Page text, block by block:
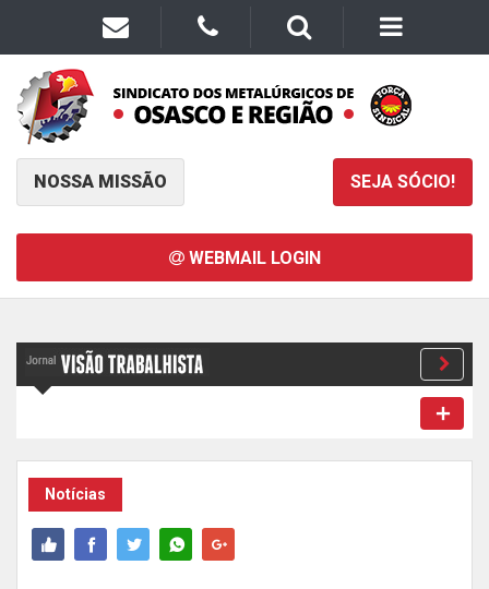
NOSSA MISSÃO SEJA SÓCIO!
WEBMAIL LOGIN
Notícias